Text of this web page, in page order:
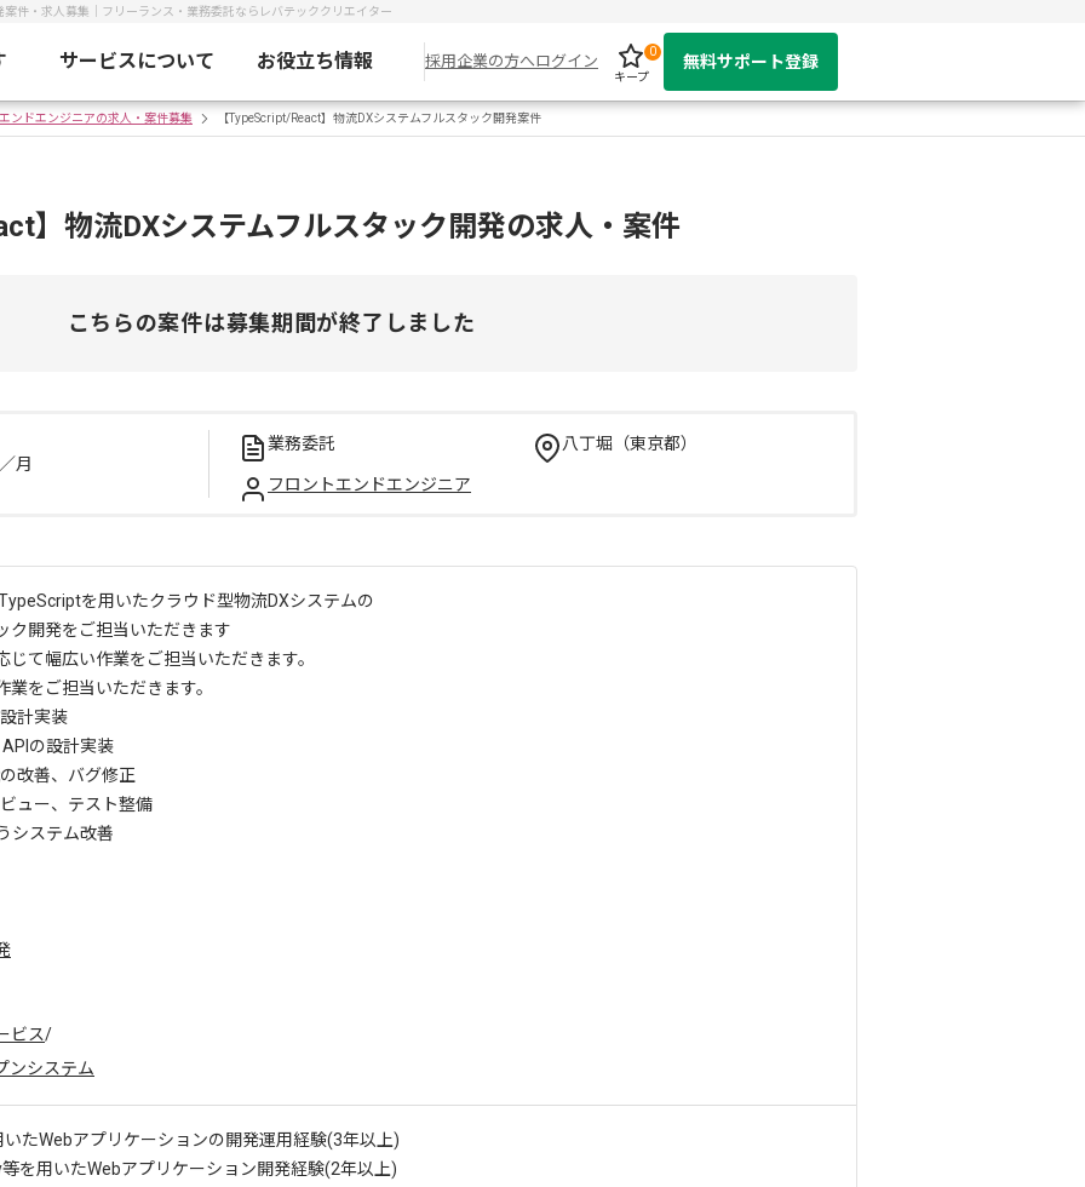
案件・求人募集｜フリーランス・業務委託ならレバテッククリエイター
サービスについて お役立ち情報 採用企業の方へログイン
キープ
0
無料サポート登録
ンドエンジニアの求人・案件募集 【TypeScript/React】物流DXシステムフルスタック開発案件
】物流DXシステムフルスタック開発の求人・案件
こちらの案件は募集期間が終了しました
月
業務委託 八丁堀（東京都）
フロントエンドエンジニア
を用いたクラウド型物流DXシステムの
ク開発をご担当いただきます
じて幅広い作業をご担当いただきます。
業をご担当いただきます。
計実装
の設計実装
改善、バグ修正
ュー、テスト整備
システム改善
ビス/
ンシステム
いたWebアプリケーションの開発運用経験(3年以上)
等を用いたWebアプリケーション開発経験(2年以上)